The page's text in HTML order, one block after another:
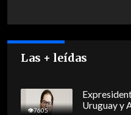
Las + leídas
7605
Uruguay y